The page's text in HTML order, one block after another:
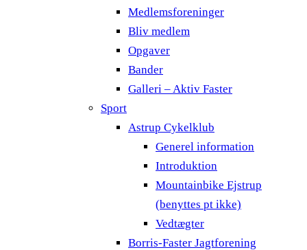
Medlemsforeninger
Bliv medlem
Opgaver
Bander
Galleri – Aktiv Faster
Sport
Astrup Cykelklub
Generel information
Introduktion
Mountainbike Ejstrup
(benyttes pt ikke)
Vedtægter
Borris-Faster Jagtforening